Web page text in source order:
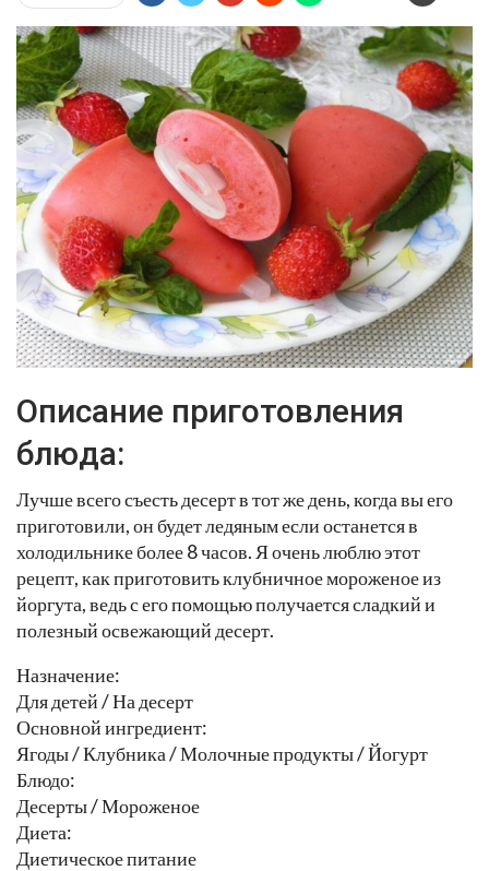
Описание приготовления
блюда:
Лучше всего съесть десерт в тот же день, когда вы его
приготовили, он будет ледяным если останется в
холодильнике более 8 часов. Я очень люблю этот
рецепт, как приготовить клубничное мороженое из
йоргута, ведь с его помощью получается сладкий и
полезный освежающий десерт.
Назначение:
Для детей / На десерт
Основной ингредиент:
Ягоды / Клубника / Молочные продукты / Йогурт
Блюдо:
Десерты / Мороженое
Диета:
Диетическое питание